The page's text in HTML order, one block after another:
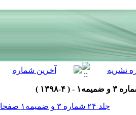
جلد ۲۴ شماره ۳ و ضمیمه۱ صفحات ۵۲۵-۵۱۰